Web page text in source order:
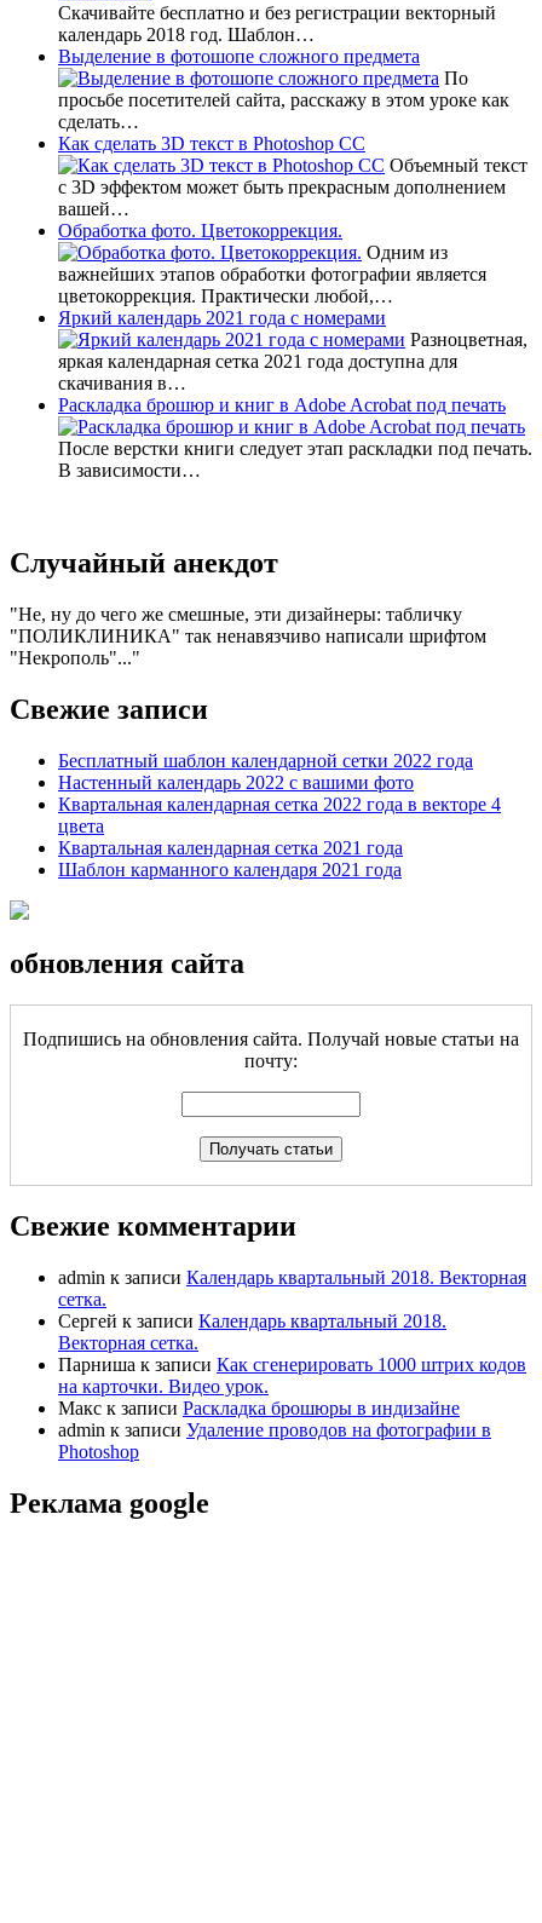
Скачивайте бесплатно и без регистрации векторный
календарь 2018 год. Шаблон…
Выделение в фотошопе сложного предмета
По
просьбе посетителей сайта, расскажу в этом уроке как
сделать…
Как сделать 3D текст в Photoshop CC
Объемный текст
с 3D эффектом может быть прекрасным дополнением
вашей…
Обработка фото. Цветокоррекция.
Одним из
важнейших этапов обработки фотографии является
цветокоррекция. Практически любой,…
Яркий календарь 2021 года с номерами
Разноцветная,
яркая календарная сетка 2021 года доступна для
скачивания в…
Раскладка брошюр и книг в Adobe Acrobat под печать
После верстки книги следует этап раскладки под печать.
В зависимости…
Случайный анекдот
Не, ну до чего же смешные, эти дизайнеры: табличку
"ПОЛИКЛИНИКА" так ненавязчиво написали шрифтом
"Некрополь"...
Свежие записи
Бесплатный шаблон календарной сетки 2022 года
Настенный календарь 2022 с вашими фото
Квартальная календарная сетка 2022 года в векторе 4
цвета
Квартальная календарная сетка 2021 года
Шаблон карманного календаря 2021 года
обновления сайта
Подпишись на обновления сайта. Получай новые статьи на
почту:
Свежие комментарии
admin к записи Календарь квартальный 2018. Векторная
сетка.
Сергей к записи Календарь квартальный 2018.
Векторная сетка.
Парниша к записи Как сгенерировать 1000 штрих кодов
на карточки. Видео урок.
Макс к записи Раскладка брошюры в индизайне
admin к записи Удаление проводов на фотографии в
Photoshop
Реклама google